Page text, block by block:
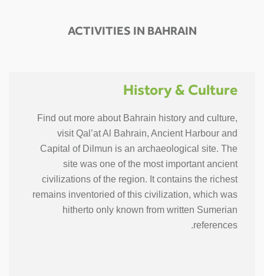
ACTIVITIES IN BAHRAIN
History & Culture
Find out more about Bahrain history and culture,
visit Qal’at Al Bahrain, Ancient Harbour and
Capital of Dilmun is an archaeological site. The
site was one of the most important ancient
civilizations of the region. It contains the richest
remains inventoried of this civilization, which was
hitherto only known from written Sumerian
references.